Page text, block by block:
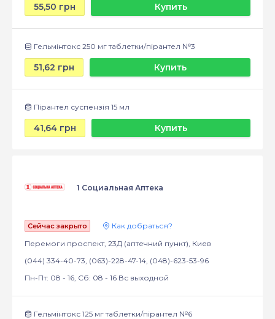
55,50 грн Купить
Гельмінтокс 250 мг таблетки/пірантел №3
51,62 грн Купить
Пірантел суспензія 15 мл
41,64 грн Купить
1 Социальная Аптека
Сейчас закрыто
Как добраться?
Перемоги проспект, 23Д (аптечний пункт), Киев
(044) 334-40-73, (063)-228-47-14, (048)-623-53-96
Пн-Пт: 08 - 16, Сб: 08 - 16 Вс выходной
Гельмінтокс 125 мг таблетки/пірантел №6